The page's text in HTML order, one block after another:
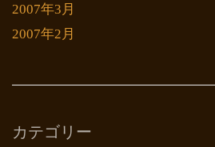
2007年3月
2007年2月
カテゴリー